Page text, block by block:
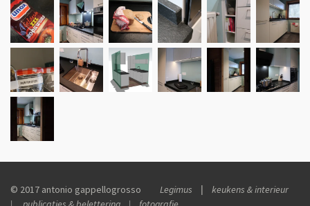
© 2017 antonio gappellogrosso Legimus |
keukens & interieur